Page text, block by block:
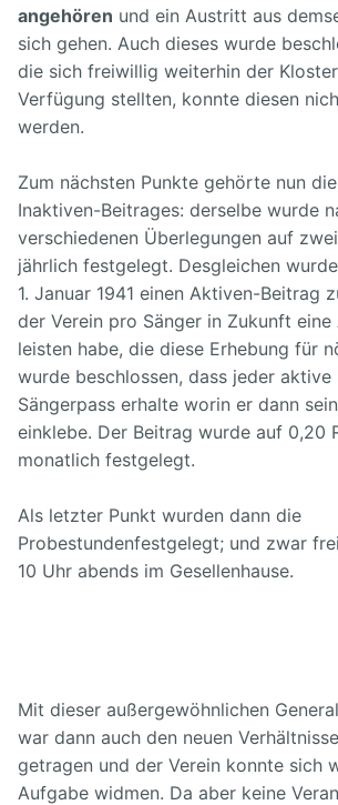
angehören und ein Austritt aus
sich gehen. Auch dieses wurde
die sich freiwillig weiterhin der
Verfügung stellten, konnte diesen
werden.
Zum nächsten Punkte gehörte nun
Inaktiven-Beitrages: derselbe wurde
verschiedenen Überlegungen auf
jährlich festgelegt. Desgleichen
1. Januar 1941 einen Aktiven-Beitrag
der Verein pro Sänger in Zukunft eine
leisten habe, die diese Erhebung für
wurde beschlossen, dass jeder aktive
Sängerpass erhalte worin er dann
einklebe. Der Beitrag wurde auf 0,20
monatlich festgelegt.
Als letzter Punkt wurden dann die
Probestundenfestgelegt; und zwar
10 Uhr abends im Gesellenhause.
Mit dieser außergewöhnlichen
war dann auch den neuen
getragen und der Verein konnte sich
Aufgabe widmen. Da aber keine